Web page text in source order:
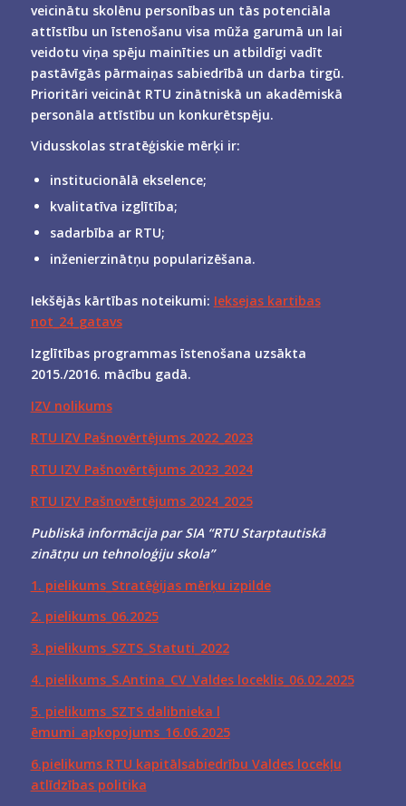
veicinātu skolēnu personības un tās potenciāla
attīstību un īstenošanu visa mūža garumā un lai
veidotu viņa spēju mainīties un atbildīgi vadīt
pastāvīgās pārmaiņas sabiedrībā un darba tirgū.
Prioritāri veicināt RTU zinātniskā un akadēmiskā
personāla attīstību un konkurētspēju.
Vidusskolas stratēģiskie mērķi ir:
institucionālā ekselence;
kvalitatīva izglītība;
sadarbība ar RTU;
inženierzinātņu popularizēšana.
Iekšējās kārtības noteikumi: Ieksejas kartibas
not_24_gatavs
Izglītības programmas īstenošana uzsākta
2015./2016. mācību gadā.
IZV nolikums
RTU IZV Pašnovērtējums 2022_2023
RTU IZV Pašnovērtējums 2023_2024
RTU IZV Pašnovērtējums 2024_2025
Publiskā informācija par SIA “RTU Starptautiskā
zinātņu un tehnoloģiju skola”
1. pielikums_Stratēģijas mērķu izpilde
2. pielikums_06.2025
3. pielikums_SZTS_Statuti_2022
4. pielikums_S.Antina_CV_Valdes loceklis_06.02.2025
5. pielikums_SZTS dalibnieka l
ēmumi_apkopojums_16.06.2025
6.pielikums RTU kapitālsabiedrību Valdes locekļu
atlīdzības politika